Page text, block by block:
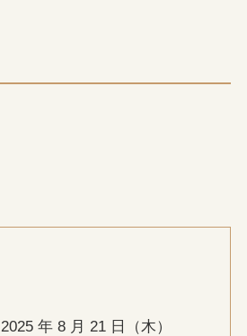
2025 年 8 月 21 日（木）